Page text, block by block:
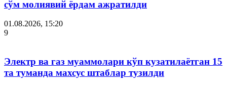
сўм молиявий ёрдам ажратилди
01.08.2026, 15:20
9
Электр ва газ муаммолари кўп кузатилаётган 15
та туманда махсус штаблар тузилди